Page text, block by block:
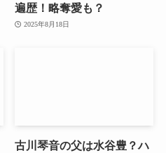
遍歴！略奪愛も？
2025年8月18日
古川琴音の父は水谷豊？ハ